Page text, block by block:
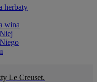
herbaty
wina
Le Creuset.